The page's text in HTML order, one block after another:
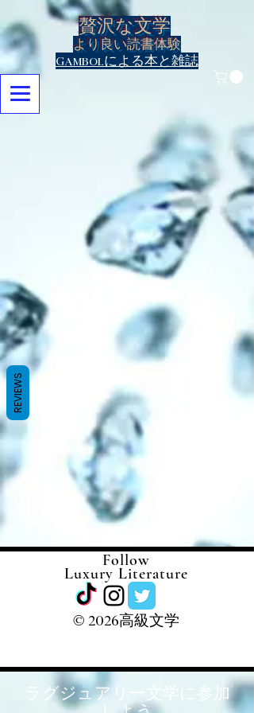
贅沢な文学
より良い読書体験
Gambolによる本と雑誌
© 2026高級文学
Follow
Luxury Literature
ラグジュアリー文学に参加
REVIEWS